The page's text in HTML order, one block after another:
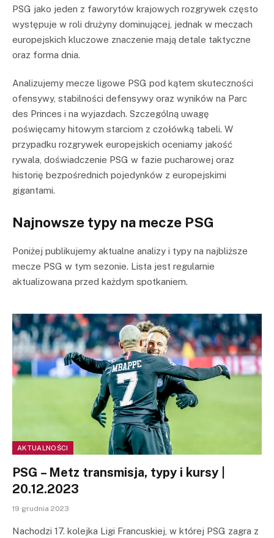
PSG jako jeden z faworytów krajowych rozgrywek często
występuje w roli drużyny dominującej, jednak w meczach
europejskich kluczowe znaczenie mają detale taktyczne
oraz forma dnia.
Analizujemy mecze ligowe PSG pod kątem skuteczności
ofensywy, stabilności defensywy oraz wyników na Parc
des Princes i na wyjazdach. Szczególną uwagę
poświęcamy hitowym starciom z czołówką tabeli. W
przypadku rozgrywek europejskich oceniamy jakość
rywala, doświadczenie PSG w fazie pucharowej oraz
historię bezpośrednich pojedynków z europejskimi
gigantami.
Najnowsze typy na mecze PSG
Poniżej publikujemy aktualne analizy i typy na najbliższe
mecze PSG w tym sezonie. Lista jest regularnie
aktualizowana przed każdym spotkaniem.
AKTUALNOŚCI
PSG – Metz transmisja, typy i kursy |
20.12.2023
19 grudnia 2023
Nachodzi 17. kolejka Ligi Francuskiej, w której PSG zagra z